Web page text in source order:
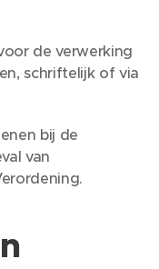
de verwerking
schriftelijk of via
bij de
van